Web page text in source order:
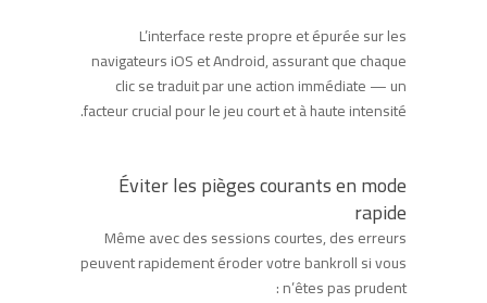
L’interface reste propre et épurée sur les
navigateurs iOS et Android, assurant que chaque
clic se traduit par une action immédiate — un
facteur crucial pour le jeu court et à haute intensité.
Éviter les pièges courants en mode
rapide
Même avec des sessions courtes, des erreurs
peuvent rapidement éroder votre bankroll si vous
n’êtes pas prudent :